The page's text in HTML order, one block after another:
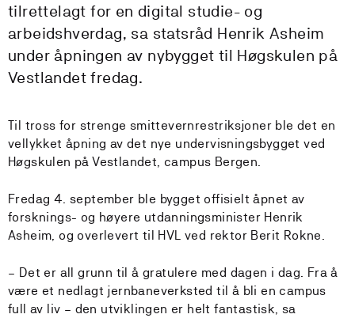
tilrettelagt for en digital studie- og
arbeidshverdag, sa statsråd Henrik Asheim
under åpningen av nybygget til Høgskulen på
Vestlandet fredag.
Til tross for strenge smittevernrestriksjoner ble det en
vellykket åpning av det nye undervisningsbygget ved
Høgskulen på Vestlandet, campus Bergen.
Fredag 4. september ble bygget offisielt åpnet av
forsknings- og høyere utdanningsminister Henrik
Asheim, og overlevert til HVL ved rektor Berit Rokne.
– Det er all grunn til å gratulere med dagen i dag. Fra å
være et nedlagt jernbaneverksted til å bli en campus
full av liv – den utviklingen er helt fantastisk, sa